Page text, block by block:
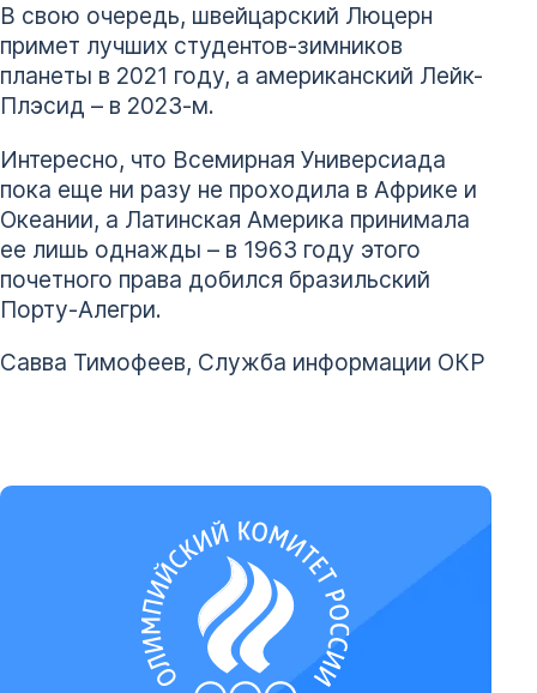
В свою очередь, швейцарский Люцерн
примет лучших студентов-зимников
планеты в 2021 году, а американский Лейк-
Плэсид – в 2023-м.
Интересно, что Всемирная Универсиада
пока еще ни разу не проходила в Африке и
Океании, а Латинская Америка принимала
ее лишь однажды – в 1963 году этого
почетного права добился бразильский
Порту-Алегри.
Савва Тимофеев, Служба информации ОКР